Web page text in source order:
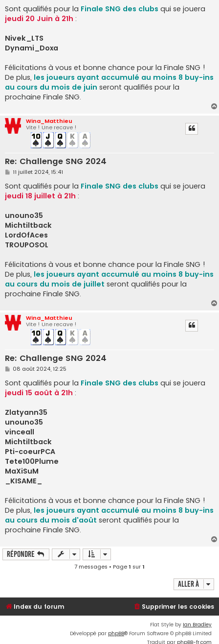
s
s
a
Sont qualifiés pour la Finale SNG des clubs qui se jouera
jeudi 20 Juin à 21h :
Nivek_LTS
Dynami_Doxa
Félicitations à vous et bonne chance pour la Finale SNG !
De plus, les joueurs ayant accumulé au moins 8 buy-ins
au cours du mois de juin seront qualifiés pour la
prochaine Finale SNG.
Wina_Matthieu
Vite ! Une recave !
Re: Challenge SNG 2024
M
s
s
a
11 juillet 2024, 15:41
Sont qualifiés pour la Finale SNG des clubs qui se jouera
jeudi 18 juillet à 21h :
unouno35
Michtiltback
LordOfAces
TROUPOSOL
Félicitations à vous et bonne chance pour la Finale SNG !
De plus, les joueurs ayant accumulé au moins 8 buy-ins
au cours du mois de juillet seront qualifiés pour la
prochaine Finale SNG.
Wina_Matthieu
Vite ! Une recave !
Re: Challenge SNG 2024
M
s
s
a
08 août 2024, 12:25
Sont qualifiés pour la Finale SNG des clubs qui se jouera
jeudi 15 août à 21h :
Zlatyann35
unouno35
vinceall
Michtiltback
Pti-coeurPCA
Tete100Plume
MaXiSuM
_KISAME_
Félicitations à vous et bonne chance pour la Finale SNG !
De plus, les joueurs ayant accumulé au moins 8 buy-ins
au cours du mois d'août seront qualifiés pour la
prochaine Finale SNG.
Répondre
7 messages • Page1 sur1
Aller à
Index du forum Supprimer les cookies
Flat Style by Ian Bradley
Développé par phpBB® Forum Software © phpBB Limited
Traduit par phpBB-fr.com